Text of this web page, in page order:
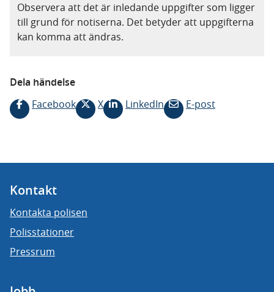
Observera att det är inledande uppgifter som ligger
till grund för notiserna. Det betyder att uppgifterna
kan komma att ändras.
Dela händelse
Facebook
X LinkedIn E-post
Kontakt
Kontakta polisen
Polisstationer
Pressrum